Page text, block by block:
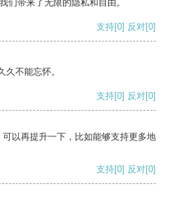
们带来了无限的隐私和自由。
支持[0] 反对[0]
不能忘怀。
支持[0] 反对[0]
以再提升一下，比如能够支持更多地
支持[0] 反对[0]